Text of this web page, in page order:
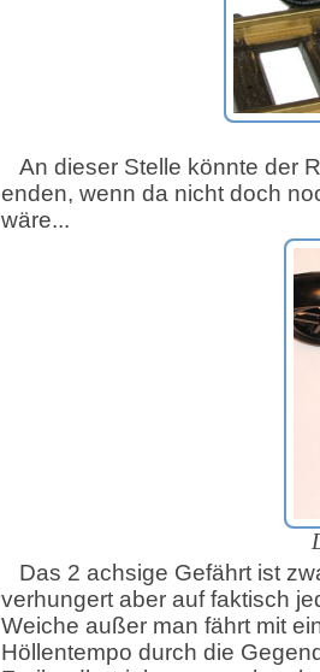
An dieser Stelle könnte der
enden, wenn da nicht doch
wäre...
Das 2 achsige Gefährt ist
verhungert aber auf faktisch
Weiche außer man fährt mit
Höllentempo durch die